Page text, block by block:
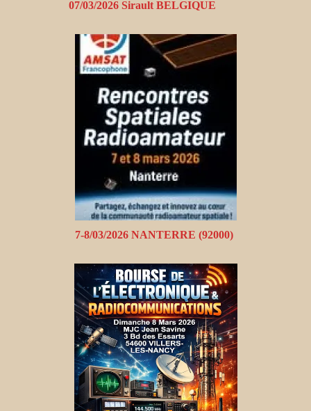
07/03/2026 Sirault BELGIQUE
7-8/03/2026 NANTERRE (92000)